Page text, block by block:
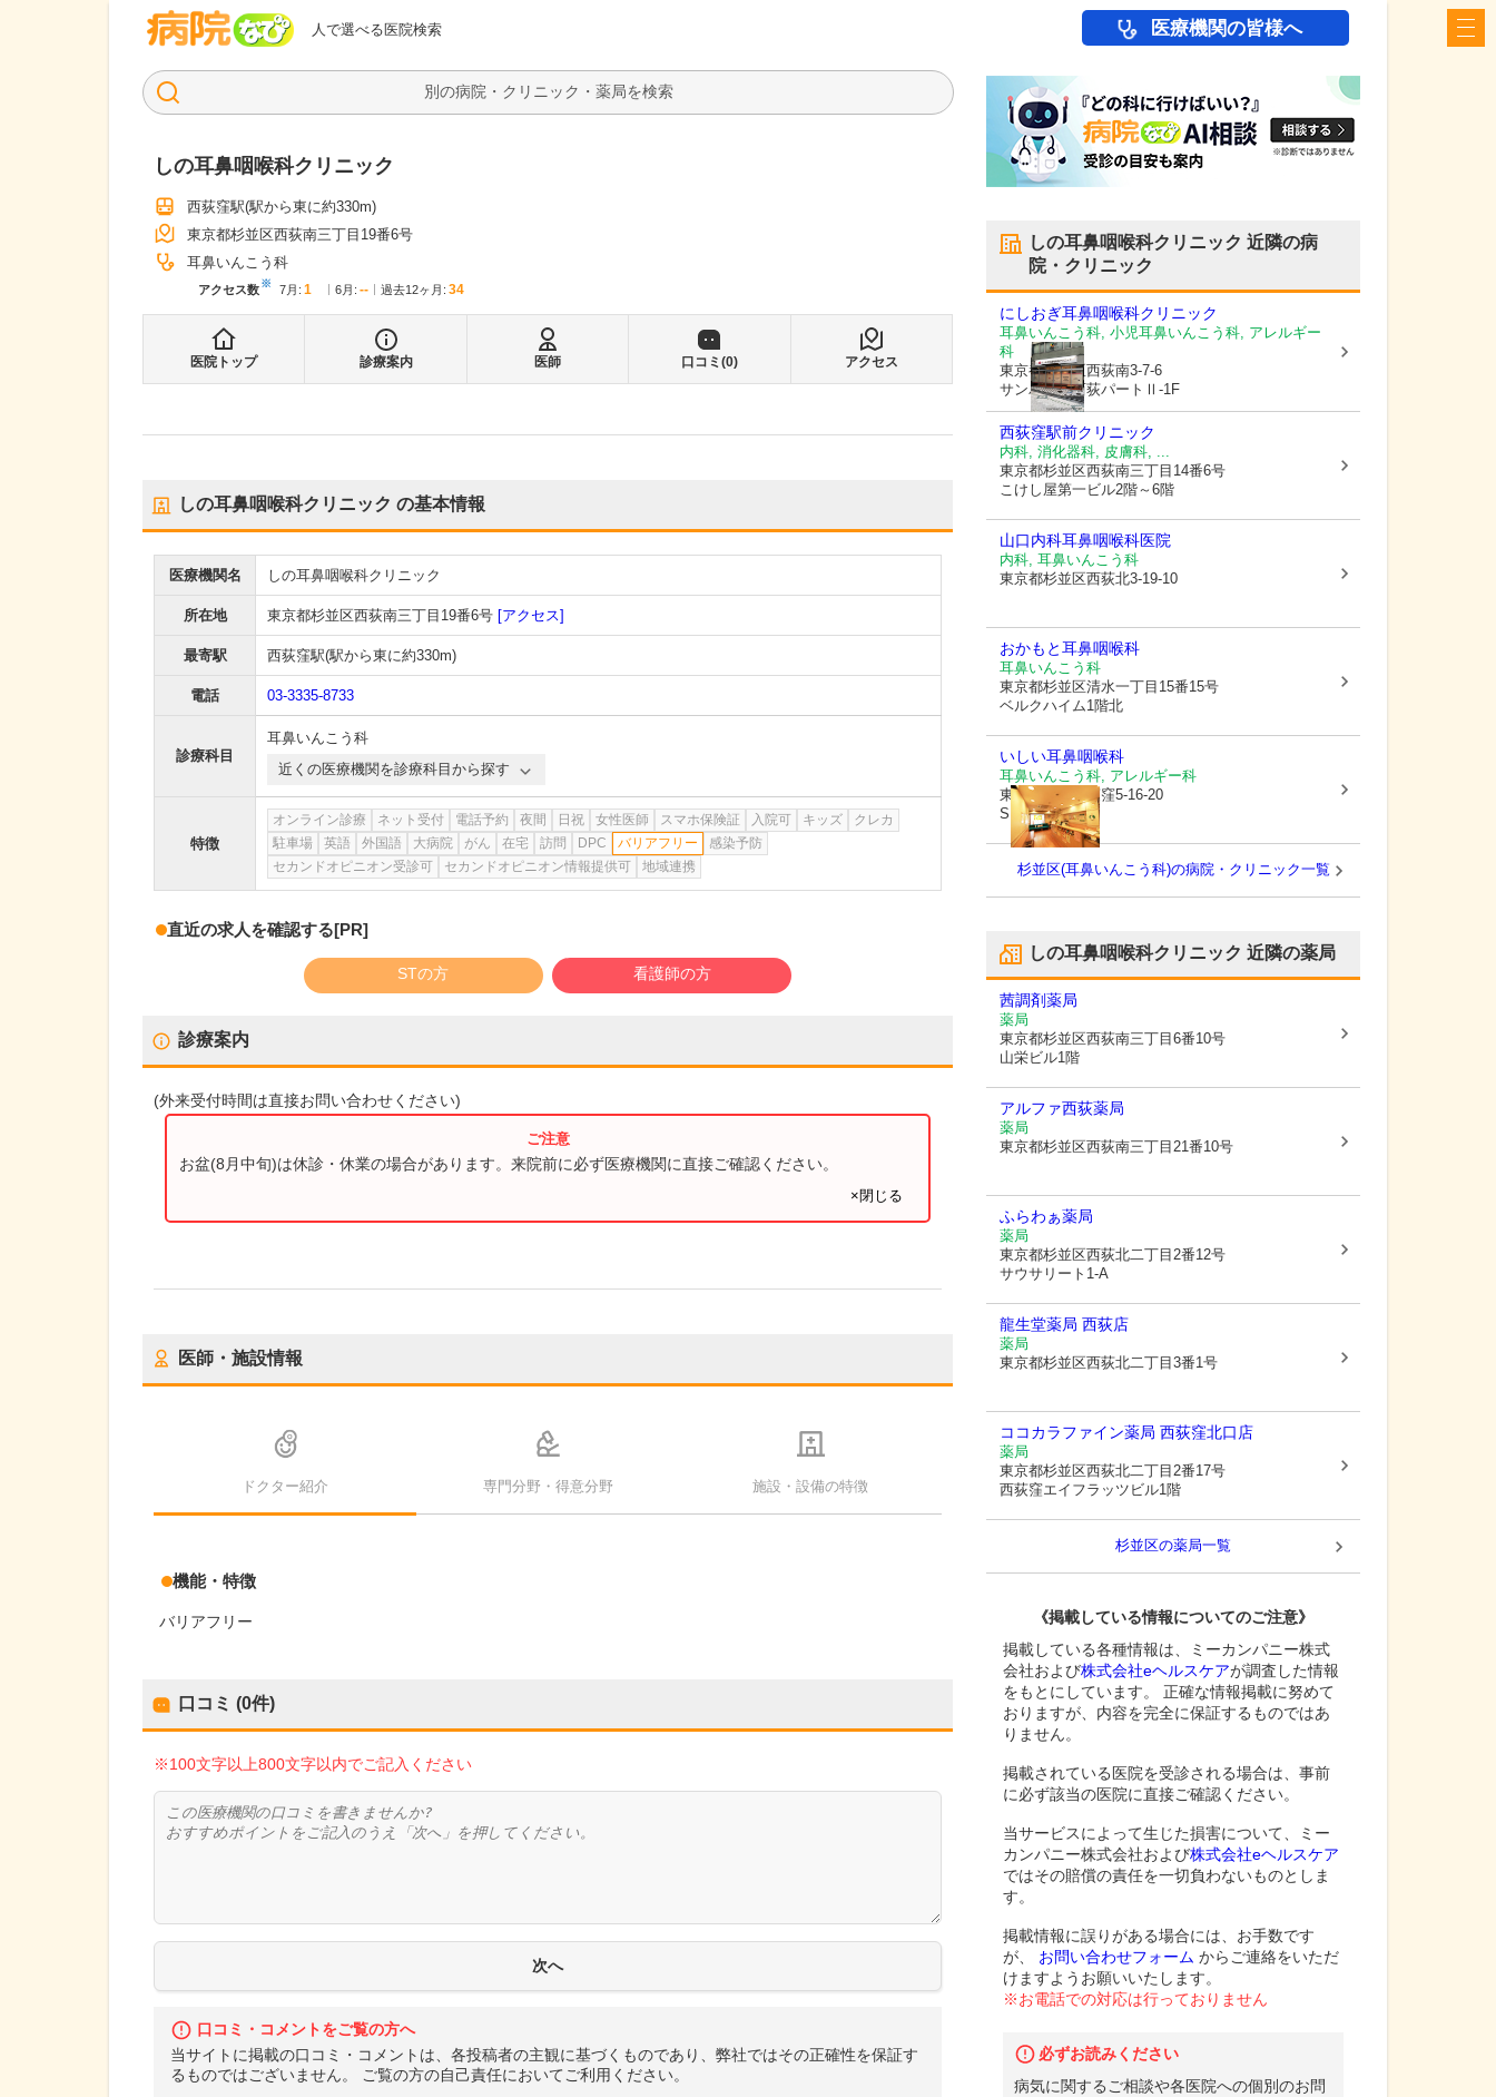
人で選べる医院検索
病院なび 医療機関の皆様へ
検索
しの耳鼻咽喉科クリニック
西荻窪駅(駅から東に約330m)
東京都杉並区西荻南三丁目19番6号
耳鼻いんこう科
アクセス数※ 7月 : 1 6月 : -- 過去12ヶ月: 34
医院トップ 診療案内 医師 口コミ(0) アクセス
しの耳鼻咽喉科クリニック の基本情報
医療機関名 しの耳鼻咽喉科クリニック
所在地 東京都杉並区西荻南三丁目19番6号 [アクセス]
最寄駅 西荻窪駅(駅から東に約330m)
電話 03-3335-8733
診療科目
耳鼻いんこう科
近くの医療機関を診療科目から探す
特徴
オンライン診療 ネット受付 電話予約 夜間 日祝 女性医師 スマホ保険証 入院可 キッズ
クレカ
駐車場
英語 外国語 大病院 がん 在宅 訪問 DPC バリアフリー
感染予防
セカンドオピニオン受診可
セカンドオピニオン情報提供可 地域連携
直近の求人を確認する[PR]
STの方 看護師の方
診療案内
(外来受付時間は直接お問い合わせください)
お盆(8月中旬)は休診・休業の場合があります。来院前に必ず医療機関に直接ご確認ください。
×閉じる
医師・施設情報
ドクター紹介 専門分野・得意分野 施設・設備の特徴
機能・特徴
バリアフリー
口コミ (0件)
※100文字以上800文字以内でご記入ください
口コミ・コメントをご覧の方へ
当サイトに掲載の口コミ・コメントは、各投稿者の主観に基づくものであり、弊社ではその正確性を保証す
るものではございません。 ご覧の方の自己責任においてご利用ください。
しの耳鼻咽喉科クリニック 近隣の病
院・クリニック
にしおぎ耳鼻咽喉科クリニック
耳鼻いんこう科, 小児耳鼻いんこう科, アレルギー
科
東京都杉並区西荻南3-7-6
サンパレス西荻パートⅡ-1F
西荻窪駅前クリニック
内科, 消化器科, 皮膚科, ...
東京都杉並区西荻南三丁目14番6号
こけし屋第一ビル2階～6階
山口内科耳鼻咽喉科医院
内科, 耳鼻いんこう科
東京都杉並区西荻北3-19-10
おかもと耳鼻咽喉科
耳鼻いんこう科
東京都杉並区清水一丁目15番15号
ベルクハイム1階北
いしい耳鼻咽喉科
耳鼻いんこう科, アレルギー科
東京都杉並区 荻窪5-16-20
SNビル3F
杉並区(耳鼻いんこう科)の病院・クリニック一覧
しの耳鼻咽喉科クリニック 近隣の薬局
茜調剤薬局
薬局
東京都杉並区西荻南三丁目6番10号
山栄ビル1階
アルファ西荻薬局
薬局
東京都杉並区西荻南三丁目21番10号
ふらわぁ薬局
薬局
東京都杉並区西荻北二丁目2番12号
サウサリート1-A
龍生堂薬局 西荻店
薬局
東京都杉並区西荻北二丁目3番1号
ココカラファイン薬局 西荻窪北口店
薬局
東京都杉並区西荻北二丁目2番17号
西荻窪エイフラッツビル1階
杉並区の薬局一覧
《掲載している情報についてのご注意》
掲載している各種情報は、ミーカンパニー株式
会社および株式会社eヘルスケアが調査した情報
をもとにしています。 正確な情報掲載に努めて
おりますが、内容を完全に保証するものではあ
りません。
掲載されている医院を受診される場合は、事前
に必ず該当の医院に直接ご確認ください。
当サービスによって生じた損害について、ミー
カンパニー株式会社および株式会社eヘルスケア
ではその賠償の責任を一切負わないものとしま
す。
掲載情報に誤りがある場合には、お手数です
が、
お問い合わせフォーム からご連絡をいただ
けますようお願いいたします。
※お電話での対応は行っておりません
必ずお読みください
病気に関するご相談や各医院への個別のお問